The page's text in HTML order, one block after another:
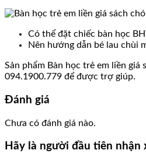
Có thể đặt chiếc bàn học
Nên hướng dẫn bé lau chùi
Sản phẩm Bàn học trẻ em liền
094.1900.779 để được trợ giúp.
Đánh giá
Chưa có đánh giá nào.
Hãy là người đầu tiên nhận